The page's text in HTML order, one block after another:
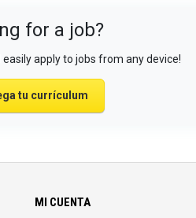
for a job?
apply to jobs from any device!
tu currículum
MI CUENTA